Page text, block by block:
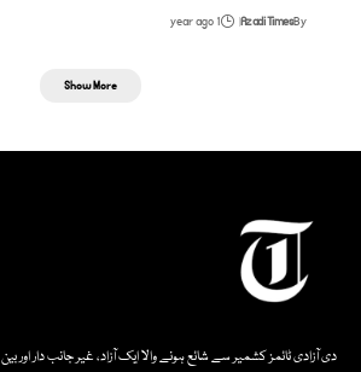
By
Azadi Times
1 year ago
Show More
دی آزادی ٹائمز کشمیر سے شائع ہونے والا ایک آزاد، غیر جانب دار اور بین